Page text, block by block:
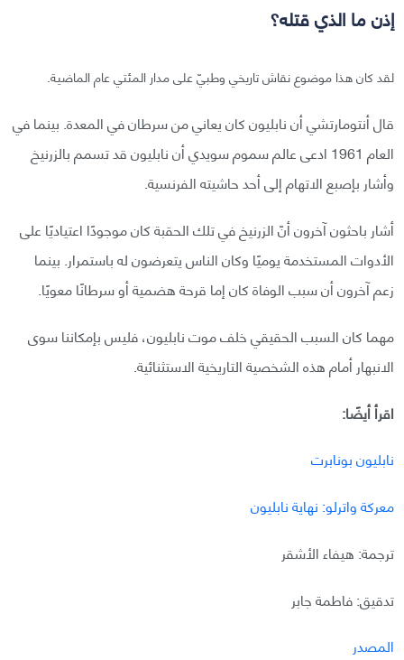
إذن ما الذي قتله؟
لقد كان هذا موضوع نقاش تاريخي وطبيّ على مدار المئتي عام الماضية.
قال أنتومارتشي أن نابليون كان يعاني من سرطان في المعدة. بينما في
العام 1961 ادعى عالم سموم سويدي أن نابليون قد تسمم بالزرنيخ
وأشار بإصبع الاتهام إلى أحد حاشيته الفرنسية.
أشار باحثون آخرون أنّ الزرنيخ في تلك الحقبة كان موجودًا اعتياديًا على
الأدوات المستخدمة يوميًا وكان الناس يتعرضون له باستمرار. بينما
زعم آخرون أن سبب الوفاة كان إما قرحة هضمية أو سرطانًا معويًا.
مهما كان السبب الحقيقي خلف موت نابليون، فليس بإمكاننا سوى
الانبهار أمام هذه الشخصية التاريخية الاستثنائية.
اقرأ أيضًا:
نابليون بونابرت
معركة واترلو: نهاية نابليون
ترجمة: هيفاء الأشقر
تدقيق: فاطمة جابر
المصدر